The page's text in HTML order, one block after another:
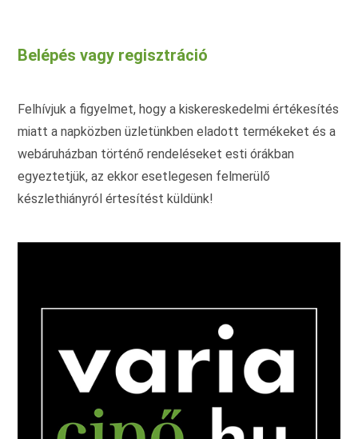
a
termékoldalon
Belépés vagy regisztráció
Felhívjuk a figyelmet, hogy a kiskereskedelmi értékesítés
miatt a napközben üzletünkben eladott termékeket és a
webáruházban történő rendeléseket esti órákban
egyeztetjük, az ekkor esetlegesen felmerülő
készlethiányról értesítést küldünk!